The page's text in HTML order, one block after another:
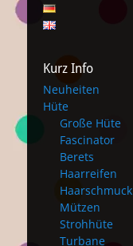
Kurz Info
Neuheiten
Hüte
Große Hüte
Fascinator
Berets
Haarreifen
Haarschmuck
Mützen
Strohhüte
Turbane